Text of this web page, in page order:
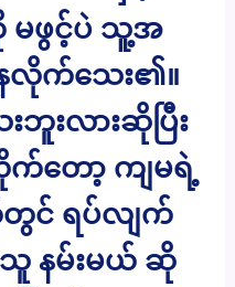
မဖွင့်ပဲ သူ့အ
ေလိုက်သေး၏။
ဘူးလားဆိုပြီး
တော့ ကျမရဲ့
င် ရပ်လျက်
နမ်းမယ် ဆို